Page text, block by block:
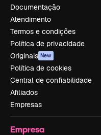
Documentação
Atendimento
Termos e condições
Política de privacidade
Originais New
Política de cookies
Central de confiabilidade
Afiliados
Empresas
Empresa